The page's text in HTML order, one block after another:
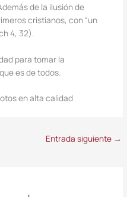
de la ilusión de
cristianos, con “un
4, 32).
para tomar la
es de todos.
en alta calidad
Entrada siguiente →